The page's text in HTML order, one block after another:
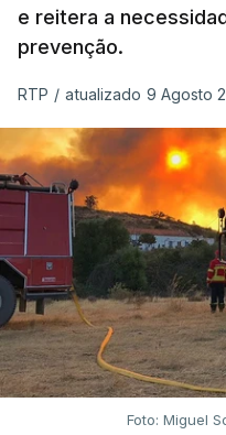
e reitera a
prevenção.
RTP / atualizado 9 Agosto
Foto: Miguel